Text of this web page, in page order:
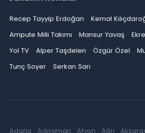
Recep Tayyip Erdoğan Kemal
Ampute Milli Takımı
Mansur Yavaş
Yol TV
Alper Taşdelen Özgür Özel
Tunç Soyer
Serkan Sarı
Adana Adıyaman Afyon Ağrı